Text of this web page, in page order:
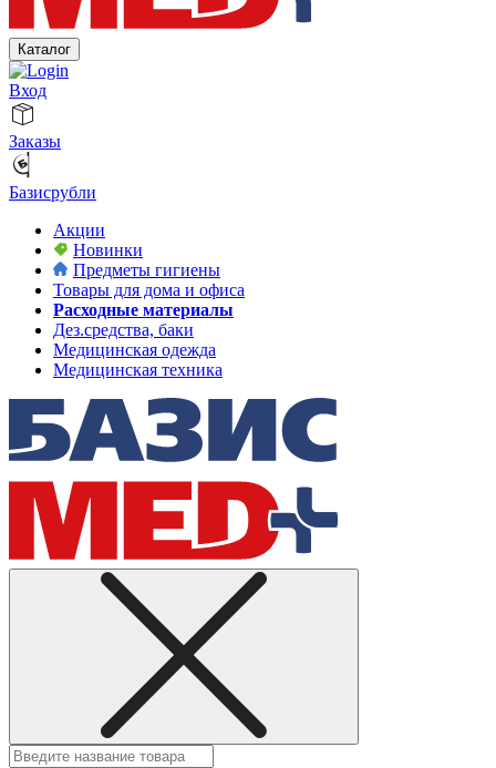
Каталог
Вход
Заказы
Базисрубли
Акции
Новинки
Предметы гигиены
Товары для дома и офиса
Расходные материалы
Дез.средства, баки
Медицинская одежда
Медицинская техника